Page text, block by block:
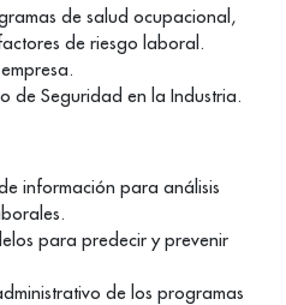
de salud ocupacional,
de riesgo laboral.
de Seguridad en la Industria.
información para análisis
para predecir y prevenir
de los programas